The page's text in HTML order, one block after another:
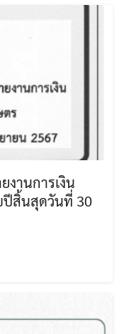
านการเงิน
ปีสิ้นสุดวันที่ 30